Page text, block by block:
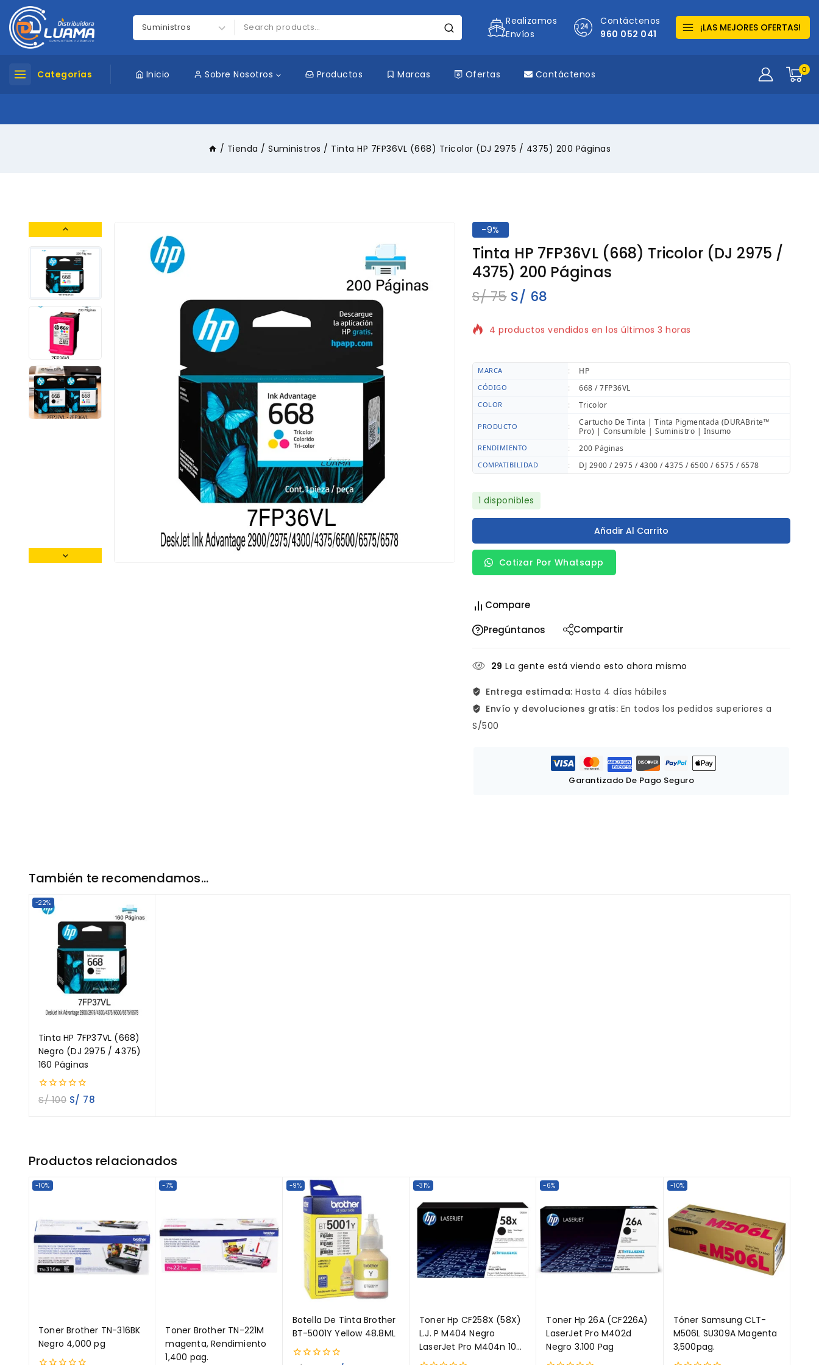
Realizamos
Envíos
Contáctenos
960 052 041
¡LAS MEJORES OFERTAS!
Categorías Inicio Sobre Nosotros Productos Marcas Ofertas Contáctenos 0
/ Tienda / Suministros / Tinta HP 7FP36VL (668) Tricolor (DJ 2975 / 4375) 200 Páginas
-9%
Tinta HP 7FP36VL (668) Tricolor (DJ 2975 /
4375) 200 Páginas
S/75 S/ 68
4 productos vendidos en los últimos 3 horas
¡Se vende rápido! ¡Terminado! 12 la gente tiene en su carrito
MARCA : HP
CÓDIGO : 668 / 7FP36VL
COLOR : Tricolor
PRODUCTO :
Cartucho De Tinta | Tinta Pigmentada (DURABrite™
Pro) | Consumible | Suministro | Insumo
RENDIMIENTO : 200 Páginas
COMPATIBILIDAD : DJ 2900 / 2975 / 4300 / 4375 / 6500 / 6575 / 6578
1 disponibles
Añadir Al Carrito
Cotizar Por Whatsapp
Compare
Pregúntanos
Compartir
29 La gente está viendo esto ahora mismo
Entrega estimada: Hasta 4 días hábiles
Envío y devoluciones gratis: En todos los pedidos superiores a
S/500
Garantizado De Pago Seguro
También te recomendamos…
-22%
Tinta HP 7FP37VL (668)
Negro (DJ 2975 / 4375)
160 Páginas
0
out
S/100 S/ 78
Productos relacionados
-10%
Toner Brother TN-316BK
Negro 4,000 pg
-7%
Toner Brother TN-221M
magenta, Rendimiento
1,400 pag.
-9%
Botella De Tinta Brother
BT-5001Y Yellow 48.8ML
-31%
Toner Hp CF258X (58X)
L.J. P M404 Negro
LaserJet Pro M404n 10K
Paginas
-6%
Toner Hp 26A (CF226A)
LaserJet Pro M402d
Negro 3.100 Pag
-10%
Tóner Samsung CLT-
M506L SU309A Magenta
3,500pag.